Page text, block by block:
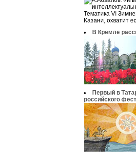
Тематика VI
Казани, охватит
В Кремле
Первый в
российского